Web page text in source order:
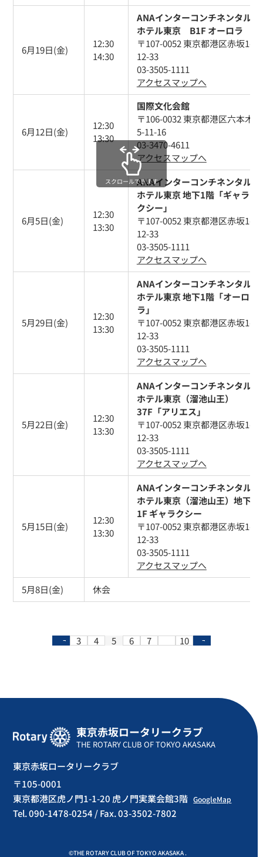
6月19日(金)
12:30
14:30
ANAインターコンチネンタル
ホテル東京 B1F オーロラ
〒107-0052 東京都港区赤坂1-
12-33
03-3505-1111
アクセスマップへ
6月12日(金)
12:30
13:30
国際文化会館
〒106-0032 東京都港区六本木
5-11-16
03-3470-4611
アクセスマップへ
6月5日(金)
12:30
13:30
ANAインターコンチネンタル
ホテル東京 地下1階「ギャラ
クシー」
〒107-0052 東京都港区赤坂1-
12-33
03-3505-1111
アクセスマップへ
5月29日(金)
12:30
13:30
ANAインターコンチネンタル
ホテル東京 地下1階「オーロ
ラ」
〒107-0052 東京都港区赤坂1-
12-33
03-3505-1111
アクセスマップへ
5月22日(金)
12:30
13:30
ANAインターコンチネンタル
ホテル東京（溜池山王）
37F「アリエス」
〒107-0052 東京都港区赤坂1-
12-33
03-3505-1111
アクセスマップへ
5月15日(金)
12:30
13:30
ANAインターコンチネンタル
ホテル東京（溜池山王）地下
1F ギャラクシー
〒107-0052 東京都港区赤坂1-
12-33
03-3505-1111
アクセスマップへ
5月8日(金)
休会
スクロールできます
3 4 5 6 7 10
東京赤坂ロータリークラブ
THE ROTARY CLUB OF TOKYO AKASAKA
東京赤坂ロータリークラブ
〒105-0001
東京都港区虎ノ門1-1-20 虎ノ門実業会館3階 GoogleMap
Tel. 090-1478-0254 / Fax. 03-3502-7802
©THE ROTARY CLUB OF TOKYO AKASAKA .